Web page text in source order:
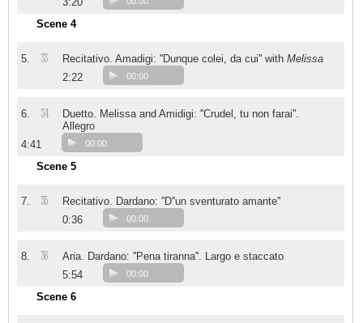
Scene 4
5. 33 Recitativo. Amadigi: ''Dunque colei, da cui'' with Melissa
2:22
00:00
6. 34
Duetto. Melissa and Amidigi: ''Crudel, tu non farai''.
Allegro
4:41
00:00
Scene 5
7. 35
Recitativo. Dardano: ''D''un sventurato amante''
0:36
00:00
8. 36
Aria. Dardano: ''Pena tiranna''. Largo e staccato
5:54
00:00
Scene 6